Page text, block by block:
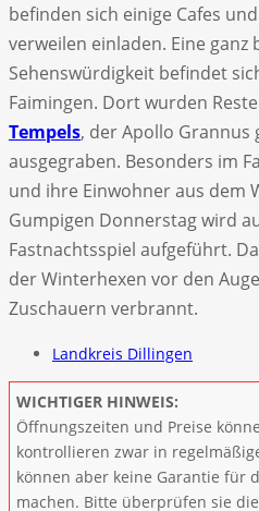
befinden sich einige Cafes
verweilen einladen. Eine ganz
Sehenswürdigkeit befindet
Faimingen. Dort wurden
Tempels, der Apollo Grannus
ausgegraben. Besonders im
und ihre Einwohner aus dem
Gumpigen Donnerstag wird
Fastnachtsspiel aufgeführt.
der Winterhexen vor den
Zuschauern verbrannt.
Landkreis Dillingen
WICHTIGER HINWEIS:
Öffnungszeiten und Preise
kontrollieren zwar in
können aber keine Garantie für
machen. Bitte überprüfen sie